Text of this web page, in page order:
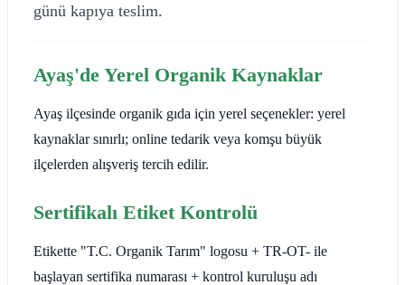
günü kapıya teslim.
Ayaş'de Yerel Organik Kaynaklar
Ayaş ilçesinde organik gıda için yerel seçenekler: yerel
kaynaklar sınırlı; online tedarik veya komşu büyük
ilçelerden alışveriş tercih edilir.
Sertifikalı Etiket Kontrolü
Etikette "T.C. Organik Tarım" logosu + TR-OT- ile
başlayan sertifika numarası + kontrol kuruluşu adı